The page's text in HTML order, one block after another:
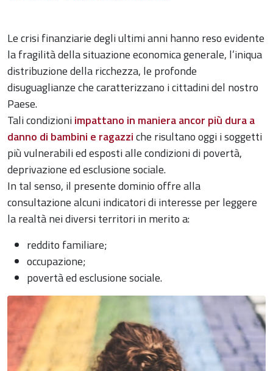
Le crisi finanziarie degli ultimi anni hanno reso evidente
la fragilità della situazione economica generale, l’iniqua
distribuzione della ricchezza, le profonde
disuguaglianze che caratterizzano i cittadini del nostro
Paese.
Tali condizioniimpattano in maniera ancor più dura a
danno di bambini e ragazziche risultano oggi i soggetti
più vulnerabili ed esposti alle condizioni di povertà,
deprivazione ed esclusione sociale.
In tal senso, il presente dominio offre alla
consultazione alcuni indicatori di interesse per leggere
la realtà nei diversi territori in merito a:
reddito familiare;
occupazione;
povertà ed esclusione sociale.